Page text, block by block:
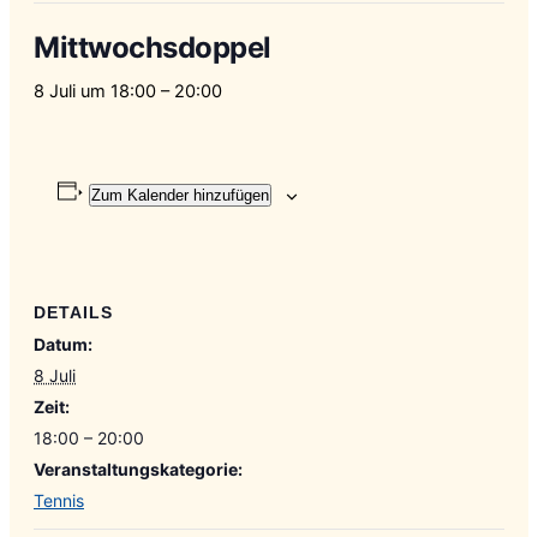
Mittwochsdoppel
8 Juli um 18:00 – 20:00
Zum Kalender hinzufügen
DETAILS
Datum:
8 Juli
Zeit:
18:00 – 20:00
Veranstaltungskategorie:
Tennis